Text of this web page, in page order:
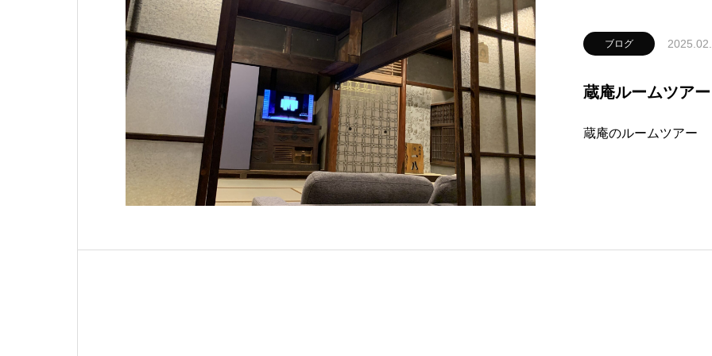
ブログ
蔵庵ルームツアー
蔵庵のルームツアー